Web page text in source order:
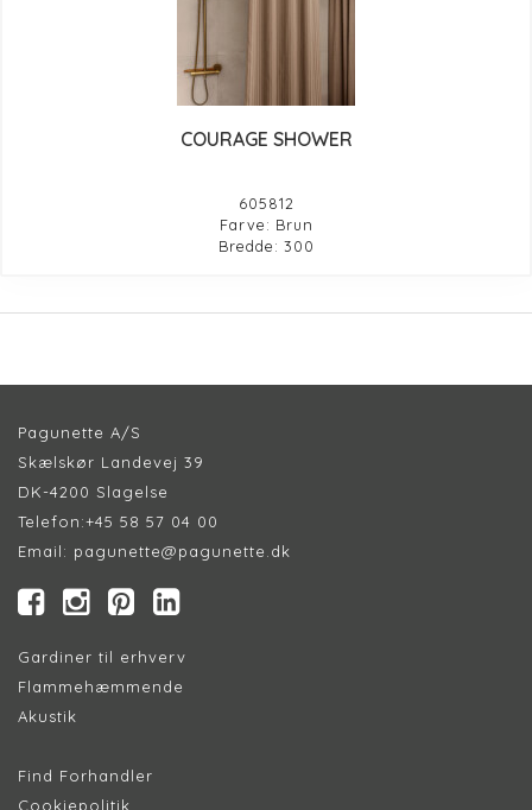
COURAGE SHOWER
605812
Farve: Brun
Bredde: 300
Pagunette A/S
Skælskør Landevej 39
DK-4200 Slagelse
Telefon:+45 58 57 04 00
Email: pagunette@pagunette.dk
Gardiner til erhverv
Flammehæmmende
Akustik
Find Forhandler
Cookiepolitik